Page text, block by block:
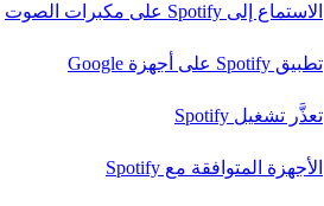
الاستماع إلى Spotify على مكبرات الصوت
تطبيق Spotify على أجهزة Google
تعذَّر تشغيل Spotify
الأجهزة المتوافقة مع Spotify